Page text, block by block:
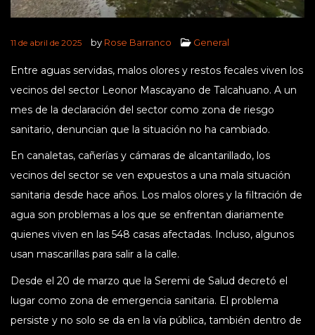
11 de abril de 2025 by Rose Barranco General
Entre aguas servidas, malos olores y restos fecales viven los
vecinos del sector Leonor Mascayano de Talcahuano. A un
mes de la declaración del sector como zona de riesgo
sanitario, denuncian que la situación no ha cambiado.
En canaletas, cañerías y cámaras de alcantarillado, los
vecinos del sector se ven expuestos a una mala situación
sanitaria desde hace años. Los malos olores y la filtración de
agua son problemas a los que se enfrentan diariamente
quienes viven en las 548 casas afectadas. Incluso, algunos
usan mascarillas para salir a la calle.
Desde el 20 de marzo que la Seremi de Salud decretó el
lugar como zona de emergencia sanitaria. El problema
persiste y no solo se da en la vía pública, también dentro de